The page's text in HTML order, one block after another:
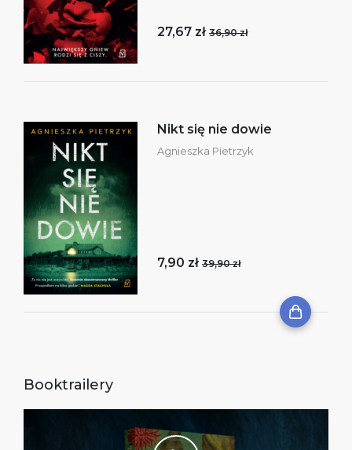
27,67 zł 36,90 zł
Nikt się nie dowie
Agnieszka Pietrzyk
7,90 zł 39,90 zł
Booktrailery